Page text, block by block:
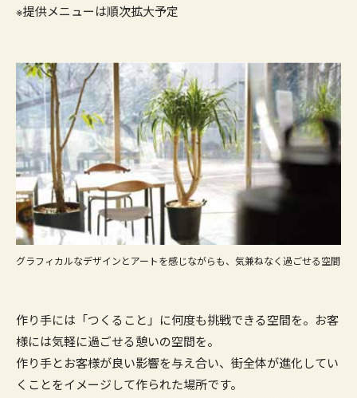
※提供メニューは順次拡大予定
グラフィカルなデザインとアートを感じながらも、気兼ねなく過ごせる空間
作り手には「つくること」に何度も挑戦できる空間を。お客
様には気軽に過ごせる憩いの空間を。
作り手とお客様が良い影響を与え合い、街全体が進化してい
くことをイメージして作られた場所です。